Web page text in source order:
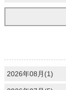
2026年08月(1)